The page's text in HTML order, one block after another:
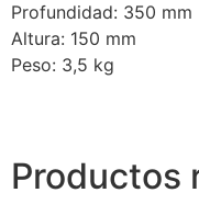
Profundidad: 350 mm
Altura: 150 mm
Peso: 3,5 kg
Productos